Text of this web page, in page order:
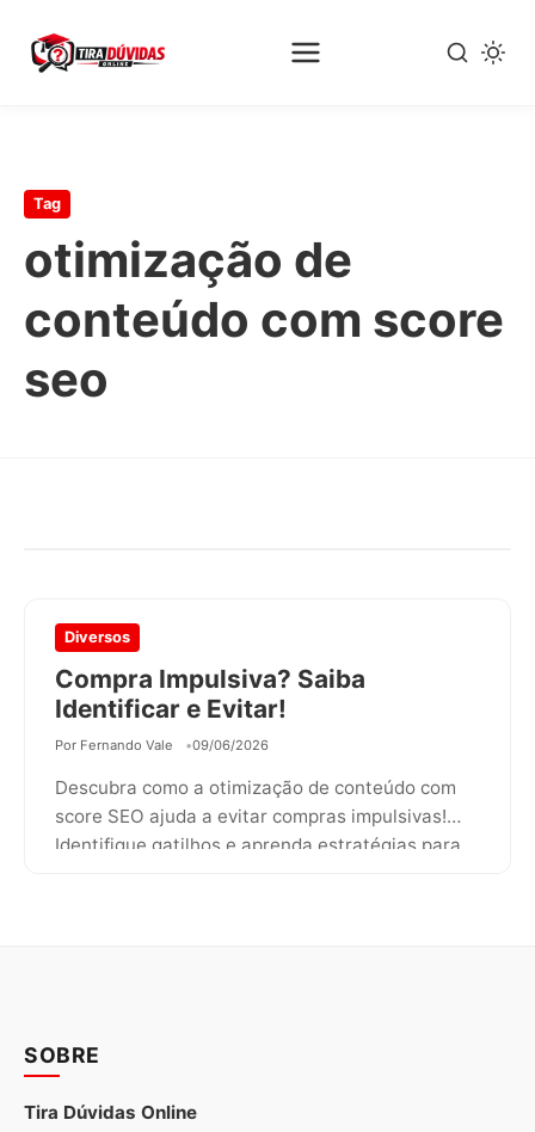
conteúdo
principal
Tag
otimização de
conteúdo com score
seo
Diversos
Compra Impulsiva? Saiba
Identificar e Evitar!
Por Fernando Vale 09/06/2026
Descubra como a otimização de conteúdo com
score SEO ajuda a evitar compras impulsivas!
Identifique gatilhos e aprenda estratégias para…
SOBRE
Tira Dúvidas Online